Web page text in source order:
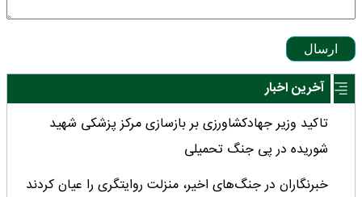
ارسال
آخرین اخبار
تاکید وزیر جهادکشاورزی بر بازسازی مرکز پزشکی شهید
شوریده در پی جنگ تحمیلی
خبرنگاران در جنگ‌های اخیر، منزلت روایتگری را عیان کردند